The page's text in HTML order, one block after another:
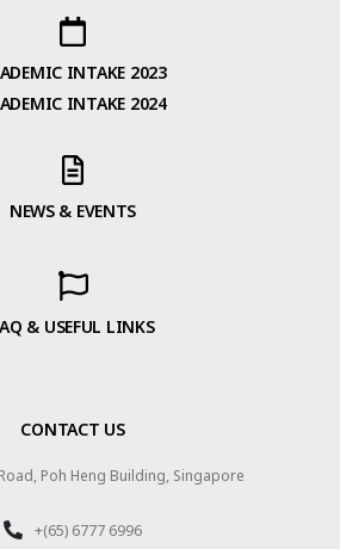
INTAKE 2023
INTAKE 2024
NEWS & EVENTS
& USEFUL LINKS
CONTACT US
Poh Heng Building, Singapore
+(65) 6777 6996